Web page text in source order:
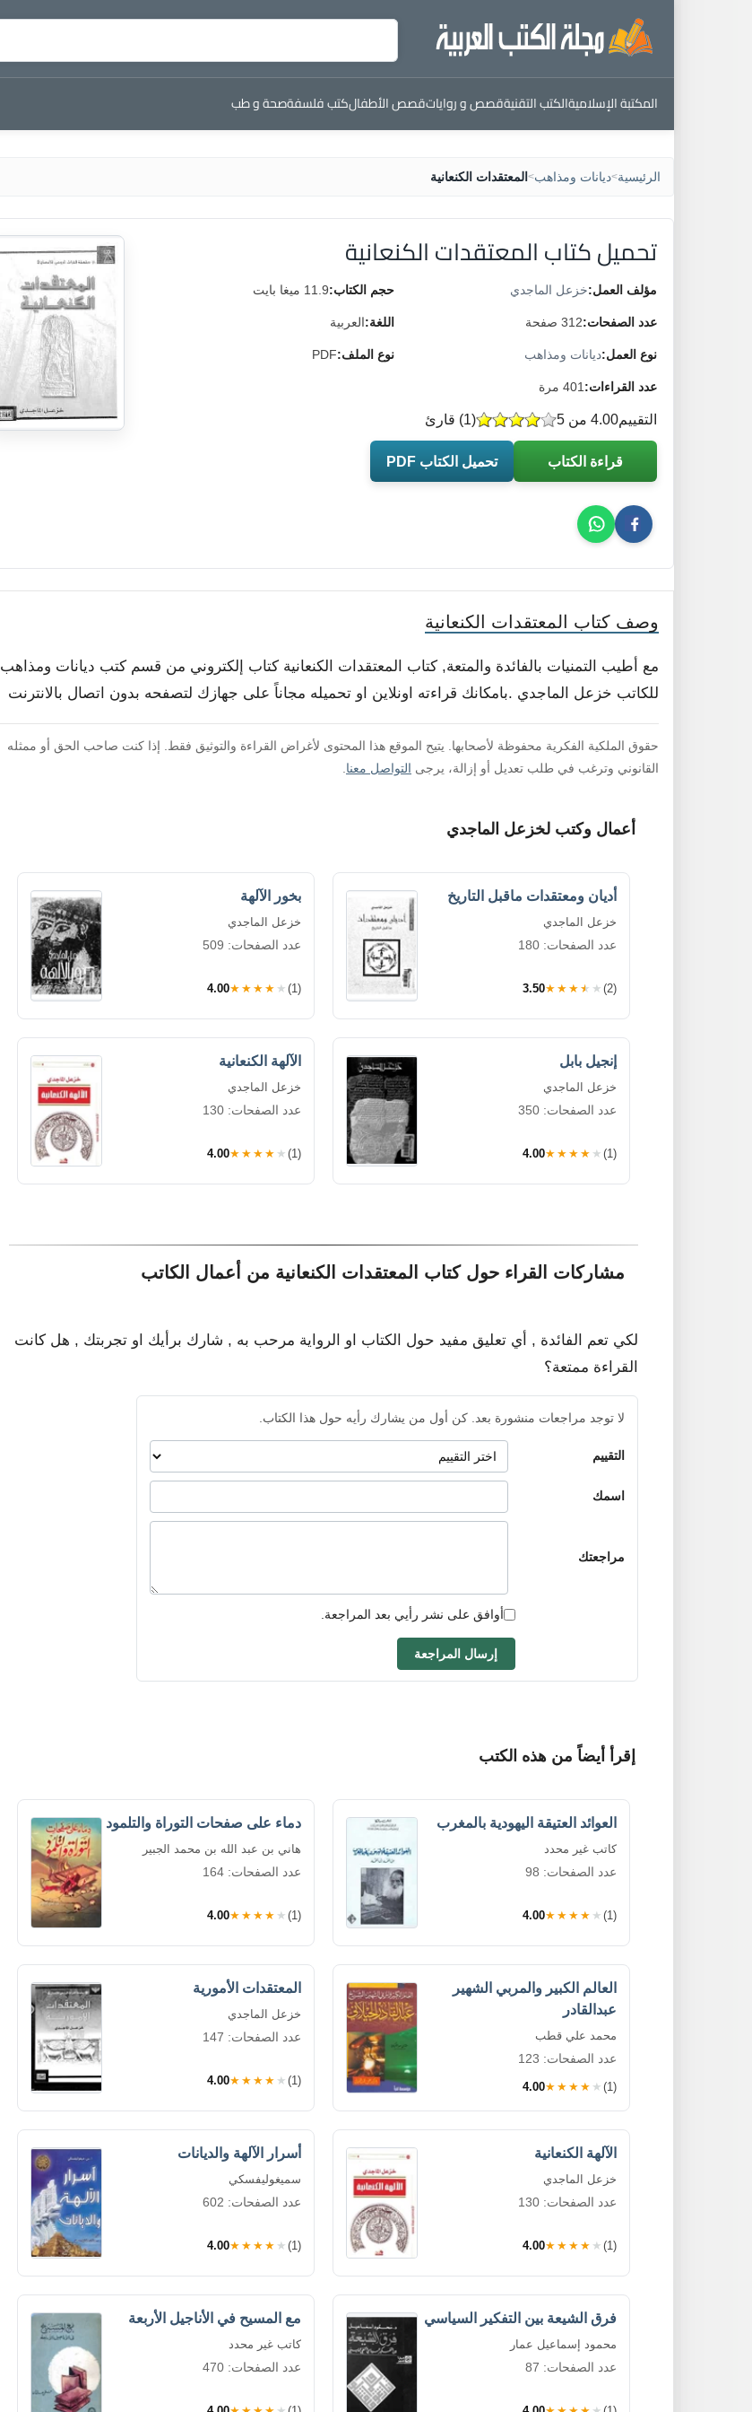
المكتبة الإسلاميةالكتب التقنيةقصص و رواياتقصص الأطفالكتب فلسفةصحة و طب
الرئيسية>ديانات ومذاهب> المعتقدات الكنعانية
تحميل كتاب المعتقدات الكنعانية
مؤلف العمل:خزعل الماجدي حجم الكتاب:11.9 ميغا بايت
عدد الصفحات:312 صفحة اللغة:العربية
نوع العمل:ديانات ومذاهب نوع الملف:PDF
عدد القراءات: 401 مرة
التقييم (
1) قارئ 4.00 من 5
قراءة الكتاب تحميل الكتاب PDF
وصف كتاب المعتقدات الكنعانية
مع أطيب التمنيات بالفائدة والمتعة, كتاب المعتقدات الكنعانية كتاب إلكتروني من قسم كتب ديانات ومذاهب
للكاتب خزعل الماجدي .بامكانك قراءته اونلاين او تحميله مجاناً على جهازك لتصفحه بدون اتصال بالانترنت
حقوق الملكية الفكرية محفوظة لأصحابها. يتيح الموقع هذا المحتوى لأغراض القراءة والتوثيق فقط. إذا كنت صاحب الحق أو ممثله
القانوني وترغب في طلب تعديل أو إزالة، يرجى التواصل معنا
أعمال وكتب لخزعل الماجدي
أديان ومعتقدات ماقبل التاريخ
خزعل الماجدي
عدد الصفحات: 180
3.50★★★★★ (2)
بخور الآلهة
خزعل الماجدي
عدد الصفحات: 509
4.00★★★★★ (1)
إنجيل بابل
خزعل الماجدي
عدد الصفحات: 350
4.00★★★★★ (1)
الآلهة الكنعانية
خزعل الماجدي
عدد الصفحات: 130
4.00★★★★★ (1)
مشاركات القراء حول كتاب المعتقدات الكنعانية من أعمال الكاتب
لكي تعم الفائدة , أي تعليق مفيد حول الكتاب او الرواية مرحب به , شارك برأيك او تجربتك , هل كانت
القراءة ممتعة؟
لا توجد مراجعات منشورة بعد. كن أول من يشارك رأيه حول هذا الكتاب.
التقييم
اسمك
مراجعتك
أوافق على نشر رأيي بعد المراجعة.
إرسال المراجعة
إقرأ أيضاً من هذه الكتب
العوائد العتيقة اليهودية بالمغرب
كاتب غير محدد
عدد الصفحات: 98
4.00★★★★★ (1)
دماء على صفحات التوراة والتلمود
هاني بن عبد الله بن محمد الجبير
عدد الصفحات: 164
4.00★★★★★ (1)
العالم الكبير والمربي الشهير
عبدالقادر
محمد علي قطب
عدد الصفحات: 123
4.00★★★★★ (1)
المعتقدات الأمورية
خزعل الماجدي
عدد الصفحات: 147
4.00★★★★★ (1)
الآلهة الكنعانية
خزعل الماجدي
عدد الصفحات: 130
4.00★★★★★ (1)
أسرار الآلهة والديانات
سميغوليفسكي
عدد الصفحات: 602
4.00★★★★★ (1)
فرق الشيعة بين التفكير السياسي
محمود إسماعيل عمار
عدد الصفحات: 87
مع المسيح في الأناجيل الأربعة
كاتب غير محدد
عدد الصفحات: 470